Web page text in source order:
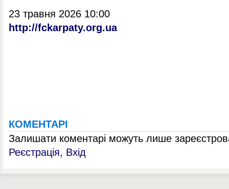
23 травня 2026 10:00
http://fckarpaty.org.ua
КОМЕНТАРІ
Залишати коментарі можуть лише
Реєстрація, Вхід